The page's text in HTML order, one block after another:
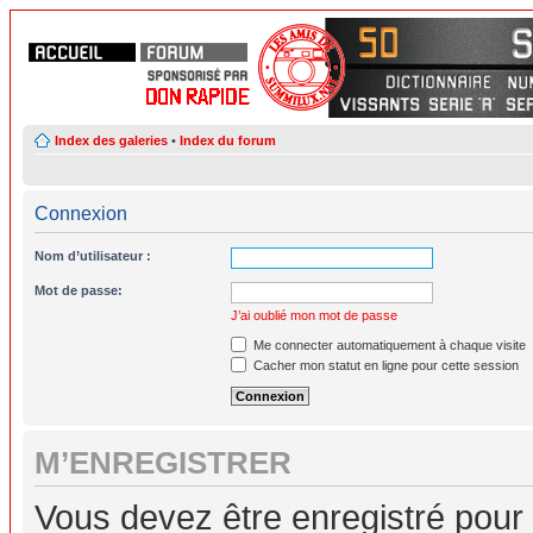
Index des galeries • Index du forum
Connexion
Nom d’utilisateur :
Mot de passe:
J’ai oublié mon mot de passe
Me connecter automatiquement à chaque visite
Cacher mon statut en ligne pour cette session
M’ENREGISTRER
Vous devez être enregistré